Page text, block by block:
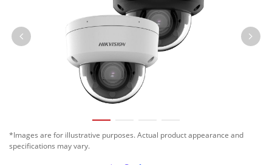
*Images are for illustrative purposes. Actual product appearance and
specifications may vary.